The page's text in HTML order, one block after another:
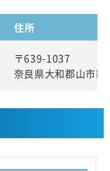
住所
〒639-1037
奈良県大和郡山市